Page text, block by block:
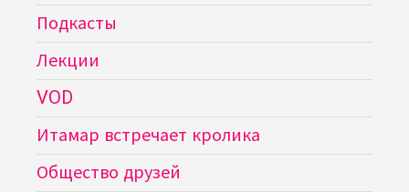
заказ
Политика сайта
Подкасты
Лекции
VOD
Итамар встречает кролика
Общество друзей